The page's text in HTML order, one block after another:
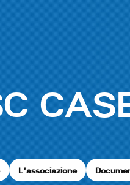
L'associazione